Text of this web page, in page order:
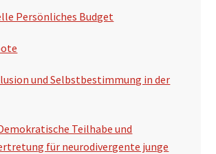
Persönliches Budget
und Selbstbestimmung in der
Teilhabe und
für neurodivergente junge